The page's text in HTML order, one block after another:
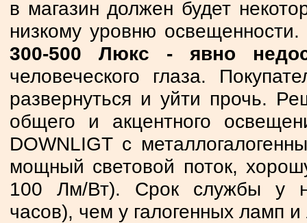
в магазин должен будет
низкому уровню
300-500 Люкс - явно
человеческого глаза.
развернуться и уйти прочь.
общего и акцентного
DOWNLIGT с
мощный световой поток,
100 Лм/Вт). Срок службы у
часов), чем у галогенных ламп